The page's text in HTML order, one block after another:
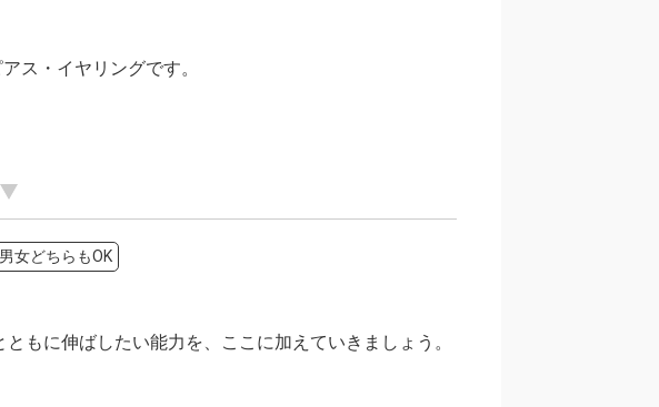
ス・イヤリングです。
男女どちらもOK
もに伸ばしたい能力を、ここに加えていきましょう。